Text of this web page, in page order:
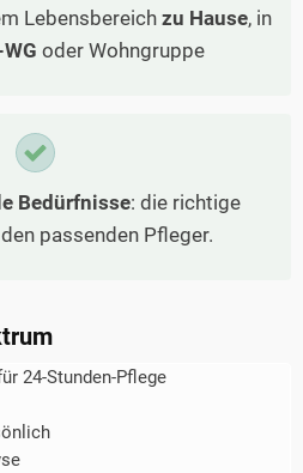
Lebensbereich zu Hause, in
oder Wohngruppe
Bedürfnisse: die richtige
passenden Pfleger.
24-Stunden-Pflege